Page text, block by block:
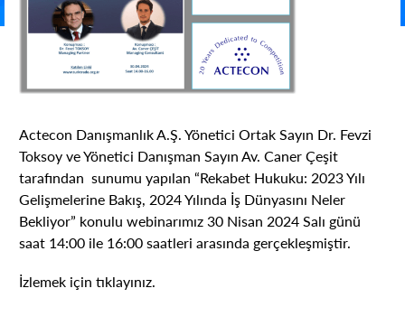
Actecon Danışmanlık A.Ş. Yönetici Ortak Sayın Dr. Fevzi
Toksoy ve Yönetici Danışman Sayın Av. Caner Çeşit
tarafından sunumu yapılan “Rekabet Hukuku: 2023 Yılı
Gelişmelerine Bakış, 2024 Yılında İş Dünyasını Neler
Bekliyor” konulu webinarımız 30 Nisan 2024 Salı günü
saat 14:00 ile 16:00 saatleri arasında gerçekleşmiştir.
İzlemek için tıklayınız.